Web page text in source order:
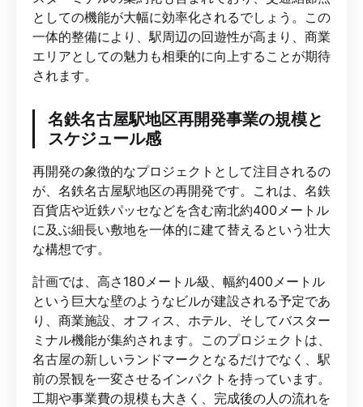
としての機能が大幅に効率化されるでしょう。この
一体的整備により、駅周辺の回遊性が高まり、商業
エリアとしての魅力も相乗的に向上することが期待
されます。
名鉄名古屋駅地区再開発事業の規模と
スケジュール感
再開発の象徴的なプロジェクトとして注目されるの
が、名鉄名古屋駅地区の再開発です。これは、名鉄
百貨店や近鉄パッセなどを含む南北約400メートル
に及ぶ細長い敷地を一体的に建て替えるという壮大
な構想です。
計画では、高さ180メートル級、幅約400メートル
という巨大な壁のようなビルが建設される予定であ
り、商業施設、オフィス、ホテル、そしてバスター
ミナル機能が集約されます。このプロジェクトは、
名古屋の新しいランドマークとなるだけでなく、駅
前の景観を一変させるインパクトを持っています。
工期や事業費の規模も大きく、完成後の人の流れを